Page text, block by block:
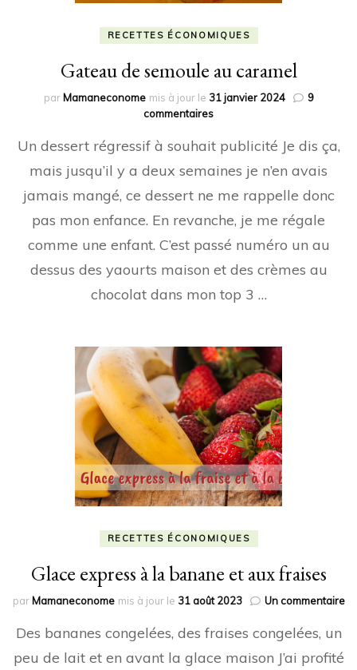
RECETTES ÉCONOMIQUES
Gateau de semoule au caramel
par Mamaneconome mis à jour le 31 janvier 2024
9
commentairessur
de
au
caramel
Un dessert régressif à souhait publicité Je dis ça,
mais jusqu’il y a deux semaines je n’en avais
jamais mangé, ce dessert ne me rappelle donc
pas mon enfance. En revanche, je me régale
comme une enfant. C’est passé numéro un au
dessus des yaourts maison et des crèmes au
chocolat dans mon top 3 …
RECETTES ÉCONOMIQUES
Glace express à la banane et aux fraises
par Mamaneconome mis à jour le 31 août 2023 Un commentaire
Des bananes congelées, des fraises congelées, un
peu de lait et en avant la glace maison J’ai profité